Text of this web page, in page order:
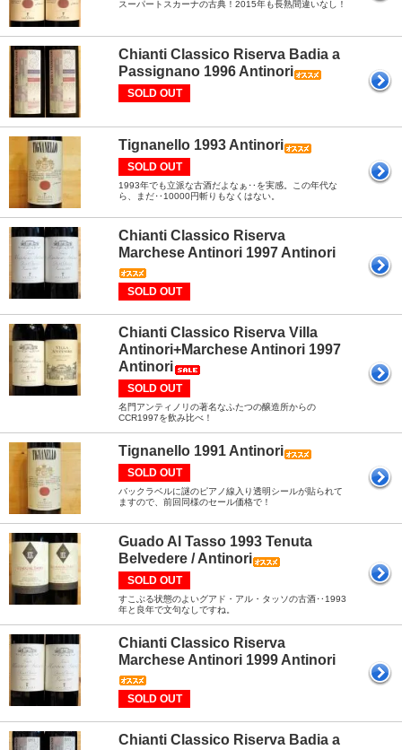
スーパートスカーナの古典！2015年も長熟間違いなし！
Chianti Classico Riserva Badia a
Passignano 1996 Antinori
SOLD OUT
Tignanello 1993 Antinori
SOLD OUT
1993年でも立派な古酒だよなぁ‥を実感。この年代な
ら、まだ‥10000円斬りもなくはない。
Chianti Classico Riserva
Marchese Antinori 1997 Antinori
SOLD OUT
Chianti Classico Riserva Villa
Antinori+Marchese Antinori 1997
Antinori
SOLD OUT
名門アンティノリの著名なふたつの醸造所からの
CCR1997を飲み比べ！
Tignanello 1991 Antinori
SOLD OUT
バックラベルに謎のピアノ線入り透明シールが貼られて
ますので、前回同様のセール価格で！
Guado Al Tasso 1993 Tenuta
Belvedere / Antinori
SOLD OUT
すこぶる状態のよいグアド・アル・タッソの古酒‥1993
年と良年で文句なしですね。
Chianti Classico Riserva
Marchese Antinori 1999 Antinori
SOLD OUT
Chianti Classico Riserva Badia a